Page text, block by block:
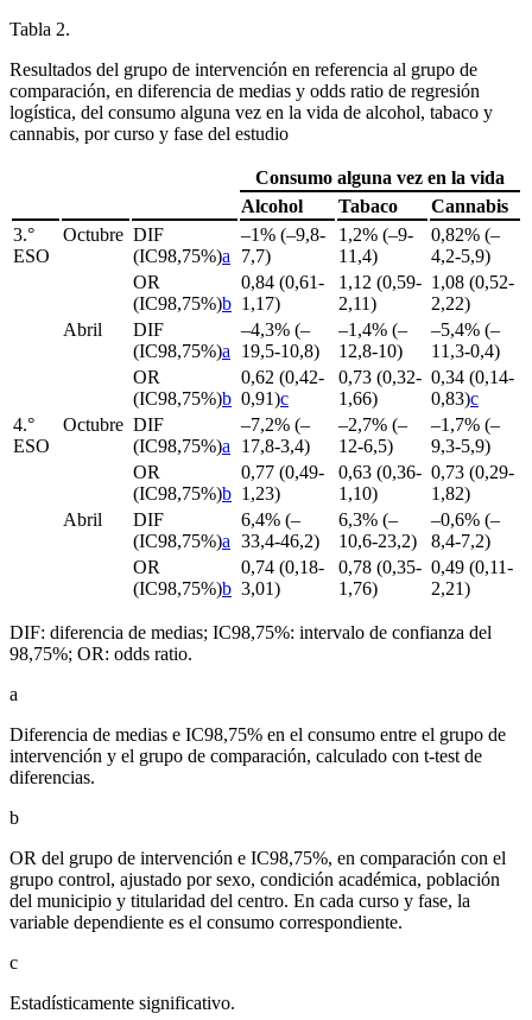
Tabla 2.
Resultados del grupo de intervención en referencia al grupo de
comparación, en diferencia de medias y odds ratio de regresión
logística, del consumo alguna vez en la vida de alcohol, tabaco y
cannabis, por curso y fase del estudio
Consumo alguna vez en la vida
Alcohol
Tabaco
Cannabis
3.°
ESO
Octubre DIF
(IC98,75%)a
–1% (–9,8-
7,7)
1,2% (–9-
11,4)
0,82% (–
4,2-5,9)
OR
(IC98,75%)b
0,84 (0,61-
1,17)
1,12 (0,59-
2,11)
1,08 (0,52-
2,22)
Abril
DIF
(IC98,75%)a
–4,3% (–
19,5-10,8)
–1,4% (–
12,8-10)
–5,4% (–
11,3-0,4)
OR
(IC98,75%)b
0,62 (0,42-
0,91)c
0,73 (0,32-
1,66)
0,34 (0,14-
0,83)c
4.°
ESO
Octubre DIF
(IC98,75%)a
–7,2% (–
17,8-3,4)
–2,7% (–
12-6,5)
–1,7% (–
9,3-5,9)
OR
(IC98,75%)b
0,77 (0,49-
1,23)
0,63 (0,36-
1,10)
0,73 (0,29-
1,82)
Abril
DIF
(IC98,75%)a
6,4% (–
33,4-46,2)
6,3% (–
10,6-23,2)
–0,6% (–
8,4-7,2)
OR
(IC98,75%)b
0,74 (0,18-
3,01)
0,78 (0,35-
1,76)
0,49 (0,11-
2,21)
DIF: diferencia de medias; IC98,75%: intervalo de confianza del
98,75%; OR: odds ratio.
a
Diferencia de medias e IC98,75% en el consumo entre el grupo de
intervención y el grupo de comparación, calculado con t-test de
diferencias.
b
OR del grupo de intervención e IC98,75%, en comparación con el
grupo control, ajustado por sexo, condición académica, población
del municipio y titularidad del centro. En cada curso y fase, la
variable dependiente es el consumo correspondiente.
c
Estadísticamente significativo.